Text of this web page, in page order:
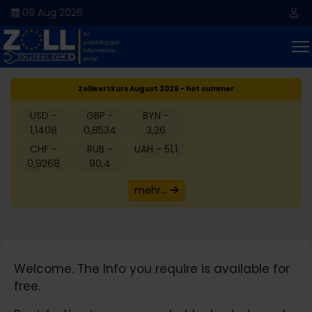
09 Aug 2026
Zollwertkurs August 2026 - hot summer
USD -
1,1408
CHF -
0,9268
GBP -
0,8534
RUB -
90,4
BYN -
3,26
UAH - 51,1
mehr...
Welcome. The Info you require is available for
free.